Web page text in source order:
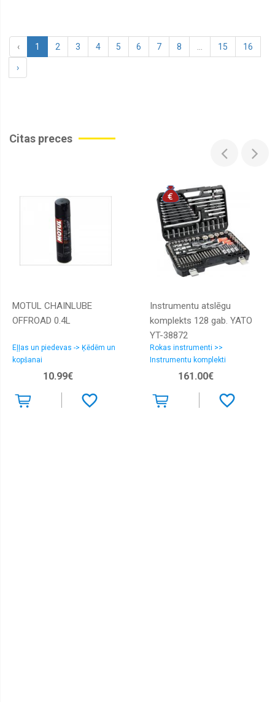
‹ 1 2 3 4 5 6 7 8 15 16
›
Citas preces
MOTUL CHAINLUBE
OFFROAD 0.4L
Eļļas un piedevas -> Ķēdēm un
kopšanai
10.99€
Instrumentu atslēgu
komplekts 128 gab. YATO
YT-38872
Rokas instrumenti >>
Instrumentu komplekti
161.00€